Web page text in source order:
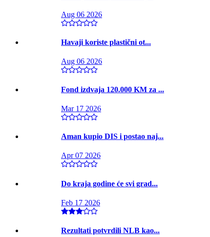
Aug 06 2026
Havaji koriste plastični ot...
Aug 06 2026
Fond izdvaja 120.000 KM za ...
Mar 17 2026
Aman kupio DIS i postao naj...
Apr 07 2026
Do kraja godine će svi grad...
Feb 17 2026
Rezultati potvrdili NLB kao...